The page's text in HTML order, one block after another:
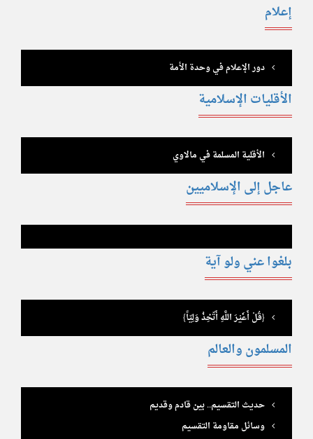
إعلام
دور الإعلام في وحدة الأمة
الأقليات الإسلامية
الأقلية المسلمة في مالاوي
عاجل إلى الإسلاميين
بلغوا عني ولو آية
{قُلْ أَغَيْرَ اللَّهِ أَتّخِذُ وَلِيّاً}
المسلمون والعالم
حديث التقسيم.. بين قادم وقديم
وسائل مقاومة التقسيم